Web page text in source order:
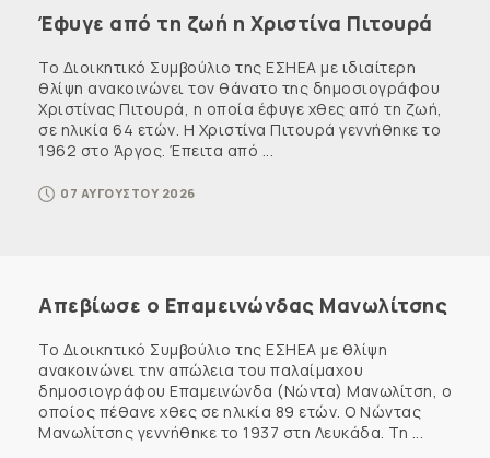
Έφυγε από τη ζωή η Χριστίνα Πιτουρά
Το Διοικητικό Συμβούλιο της ΕΣΗΕΑ με ιδιαίτερη
θλίψη ανακοινώνει τον θάνατο της δημοσιογράφου
Χριστίνας Πιτουρά, η οποία έφυγε χθες από τη ζωή,
σε ηλικία 64 ετών. Η Χριστίνα Πιτουρά γεννήθηκε το
1962 στο Άργος. Έπειτα από ...
07 ΑΥΓΟΥΣΤΟΥ 2026
Απεβίωσε ο Επαμεινώνδας Μανωλίτσης
Το Διοικητικό Συμβούλιο της ΕΣΗΕΑ με θλίψη
ανακοινώνει την απώλεια του παλαίμαχου
δημοσιογράφου Επαμεινώνδα (Νώντα) Μανωλίτση, ο
οποίος πέθανε χθες σε ηλικία 89 ετών. Ο Νώντας
Μανωλίτσης γεννήθηκε το 1937 στη Λευκάδα. Τη ...